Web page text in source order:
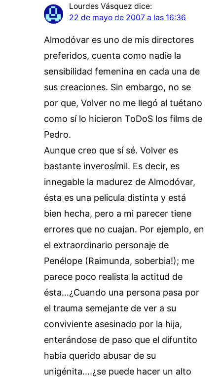
Lourdes Vásquez dice:
22 de mayo de 2007 a las 16:36
Almodóvar es uno de mis directores
preferidos, cuenta como nadie la
sensibilidad femenina en cada una de
sus creaciones. Sin embargo, no se
por que, Volver no me llegó al tuétano
como sí lo hicieron ToDoS los films de
Pedro.
Aunque creo que sí sé. Volver es
bastante inverosímil. Es decir, es
innegable la madurez de Almodóvar,
ésta es una pelicula distinta y está
bien hecha, pero a mi parecer tiene
errores que no cuajan. Por ejemplo, en
el extraordinario personaje de
Penélope (Raimunda, soberbia!); me
parece poco realista la actitud de
ésta…¿Cuando una persona pasa por
el trauma semejante de ver a su
conviviente asesinado por la hija,
enterándose de paso que el difuntito
habia querido abusar de su
unigénita….¿se puede hacer un alto